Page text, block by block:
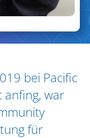
bei Pacific
anfing, war
für